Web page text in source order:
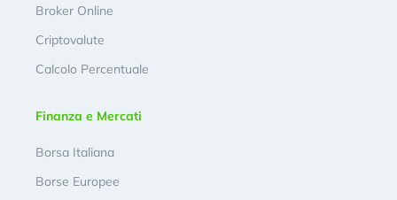
Broker Online
Criptovalute
Calcolo Percentuale
Finanza e Mercati
Borsa Italiana
Borse Europee